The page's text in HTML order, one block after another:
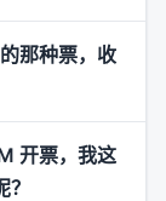
那种票，收
开票，我这